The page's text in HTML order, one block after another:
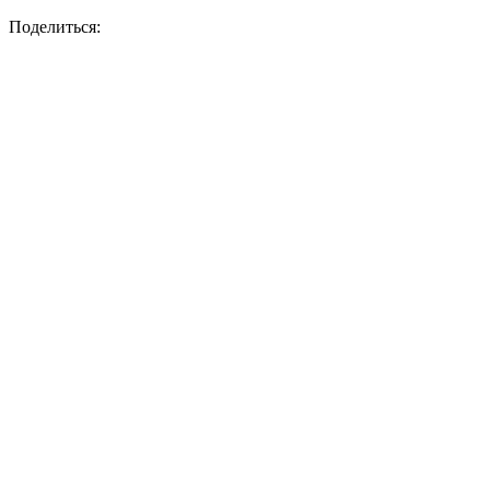
Поделиться: